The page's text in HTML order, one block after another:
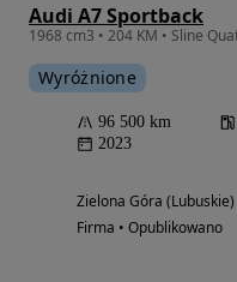
Audi A7 Sportback
Wyróżnione
96 500 km
2023
Zielona Góra (Lubuskie)
Firma • Opublikowano